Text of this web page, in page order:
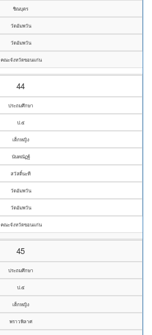
ชิณบุตร
วัดอัมพวัน
วัดอัมพวัน
คณะจังหวัดขอนแก่น
44
ประถมศึกษา
ป.๕
เด็กหญิง
นันทณัฏฐ์
สวัสดิ์นะที
วัดอัมพวัน
วัดอัมพวัน
คณะจังหวัดขอนแก่น
45
ประถมศึกษา
ป.๕
เด็กหญิง
พราวพิลาศ